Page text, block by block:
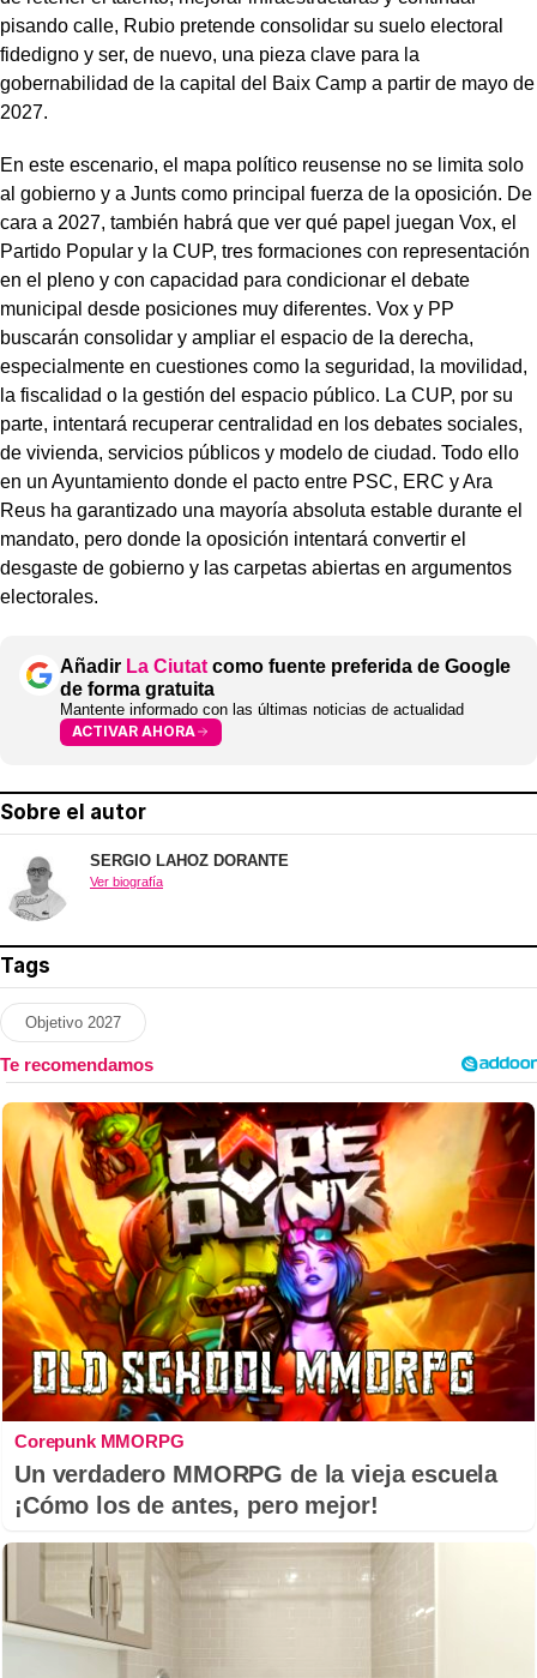
pisando calle, Rubio pretende consolidar su suelo electoral
fidedigno y ser, de nuevo, una pieza clave para la
gobernabilidad de la capital del Baix Camp a partir de mayo de
2027.
En este escenario, el mapa político reusense no se limita solo
al gobierno y a Junts como principal fuerza de la oposición. De
cara a 2027, también habrá que ver qué papel juegan Vox, el
Partido Popular y la CUP, tres formaciones con representación
en el pleno y con capacidad para condicionar el debate
municipal desde posiciones muy diferentes. Vox y PP
buscarán consolidar y ampliar el espacio de la derecha,
especialmente en cuestiones como la seguridad, la movilidad,
la fiscalidad o la gestión del espacio público. La CUP, por su
parte, intentará recuperar centralidad en los debates sociales,
de vivienda, servicios públicos y modelo de ciudad. Todo ello
en un Ayuntamiento donde el pacto entre PSC, ERC y Ara
Reus ha garantizado una mayoría absoluta estable durante el
mandato, pero donde la oposición intentará convertir el
desgaste de gobierno y las carpetas abiertas en argumentos
electorales.
Añadir La Ciutat como fuente preferida de Google
de forma gratuita
Mantente informado con las últimas noticias de actualidad
ACTIVAR AHORA
Sobre el autor
SERGIO LAHOZ DORANTE
Ver biografía
Tags
Objetivo 2027
Corepunk MMORPG
Un verdadero MMORPG de la vieja escuela
¡Cómo los de antes, pero mejor!